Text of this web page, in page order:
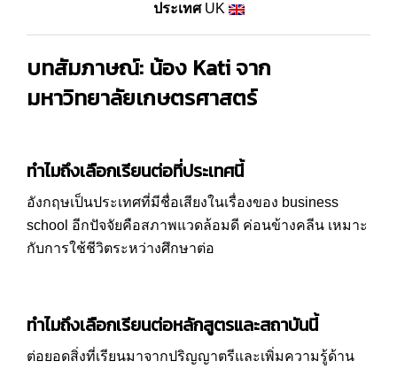
ประเทศUK
บทสัมภาษณ์: น้อง Kati จาก
มหาวิทยาลัยเกษตรศาสตร์
ทำไมถึงเลือกเรียนต่อที่ประเทศนี้
อังกฤษเป็นประเทศที่มีชื่อเสียงในเรื่องของ business
school อีกปัจจัยคือสภาพแวดล้อมดี ค่อนข้างคลีน เหมาะ
กับการใช้ชีวิตระหว่างศึกษาต่อ
ทำไมถึงเลือกเรียนต่อหลักสูตรและสถาบันนี้
ต่อยอดสิ่งที่เรียนมาจากปริญญาตรีและเพิ่มความรู้ด้าน